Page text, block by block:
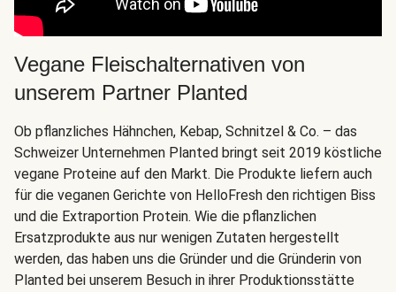
Vegane Fleischalternativen von
unserem Partner Planted
Ob pflanzliches Hähnchen, Kebap, Schnitzel & Co. – das
Schweizer Unternehmen Planted bringt seit 2019 köstliche
vegane Proteine auf den Markt. Die Produkte liefern auch
für die veganen Gerichte von HelloFresh den richtigen Biss
und die Extraportion Protein. Wie die pflanzlichen
Ersatzprodukte aus nur wenigen Zutaten hergestellt
werden, das haben uns die Gründer und die Gründerin von
Planted bei unserem Besuch in ihrer Produktionsstätte